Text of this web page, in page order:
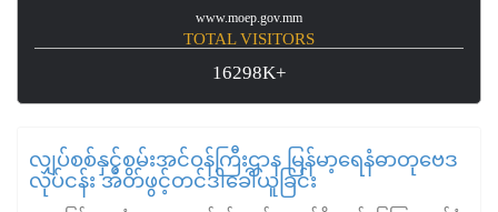
www.moep.gov.mm
TOTAL VISITORS
16298K+
လျှပ်စစ်နှင့်စွမ်းအင်ဝန်ကြီးဌာန မြန်မာ့ရေနံဓာတုဗေဒ
လုပ်ငန်း အိတ်ဖွင့်တင်ဒါခေါ်ယူခြင်း